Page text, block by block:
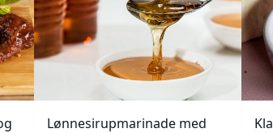
Lønnesirupmarinade med